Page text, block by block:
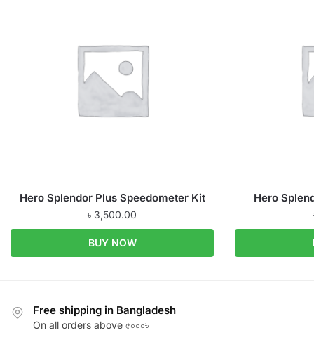
Hero Splendor Plus Speedometer Kit
৳ 3,500.00
BUY NOW
Hero
Free shipping in Bangladesh
On all orders above ৫০০০৳